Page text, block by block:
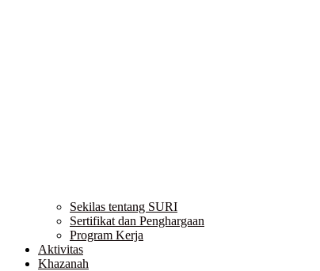
Sekilas tentang SURI
Sertifikat dan Penghargaan
Program Kerja
Aktivitas
Khazanah